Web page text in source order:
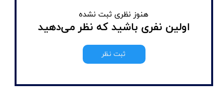
هنوز نظری ثبت نشده
اولین نفری باشید که نظر می‌دهید
ثبت نظر